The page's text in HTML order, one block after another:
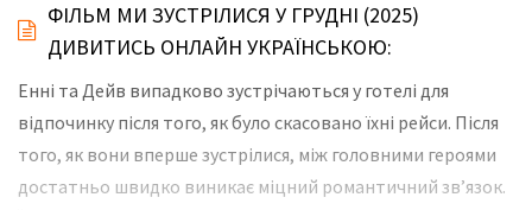
ФІЛЬМ МИ ЗУСТРІЛИСЯ У ГРУДНІ (2025)
ДИВИТИСЬ ОНЛАЙН УКРАЇНСЬКОЮ:
Енні та Дейв випадково зустрічаються у готелі для
відпочинку після того, як було скасовано їхні рейси. Після
того, як вони вперше зустрілися, між головними героями
достатньо швидко виникає міцний романтичний зв’язок.